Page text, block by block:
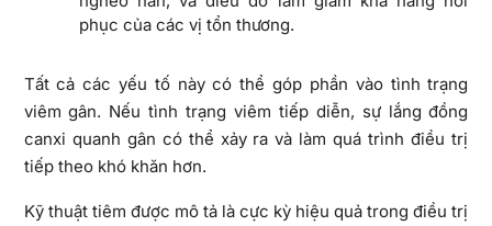
phục của các vị tổn thương.
Tất cả các yếu tố này có thể góp phần vào tình trạng
viêm gân. Nếu tình trạng viêm tiếp diễn, sự lắng đồng
canxi quanh gân có thể xảy ra và làm quá trình điều trị
tiếp theo khó khăn hơn.
Kỹ thuật tiêm được mô tả là cực kỳ hiệu quả trong điều trị